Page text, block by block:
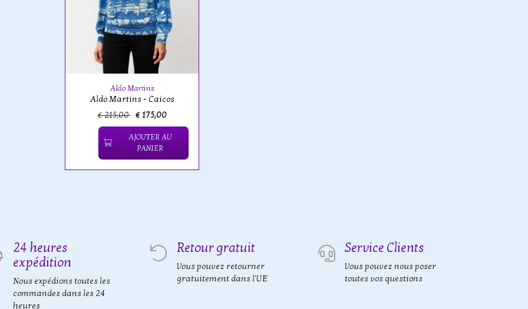
Aldo Martins
Aldo Martins - Caicos
€ 215,00 € 175,00
AJOUTER AU
PANIER
24 heures
expédition
Nous expédions toutes les
commandes dans les 24
heures
Retour gratuit
Vous pouvez retourner
gratuitement dans l'UE
Service Clients
Vous pouvez nous poser
toutes vos questions